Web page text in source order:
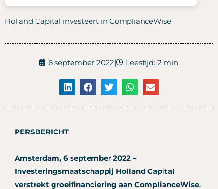
Holland Capital investeert in ComplianceWise
6 september 2022| Leestijd: 2 min.
PERSBERICHT
Amsterdam, 6 september 2022 –
Investeringsmaatschappij Holland Capital
verstrekt groeifinanciering aan ComplianceWise,